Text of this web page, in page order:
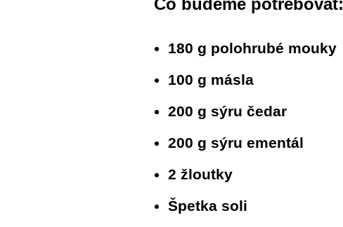
Co budeme potřebovat:
180 g polohrubé mouky
100 g másla
200 g sýru čedar
200 g sýru ementál
2 žloutky
Špetka soli